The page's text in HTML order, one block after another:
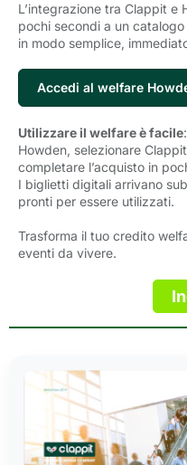
L’integrazione tra Clappit
pochi secondi a un
in modo semplice,
Accedi al welfare
Utilizzare il welfare è facile
Howden, selezionare
completare l’acquisto in
I biglietti digitali arrivano
pronti per essere utilizzati.
Trasforma il tuo credito
eventi da vivere.